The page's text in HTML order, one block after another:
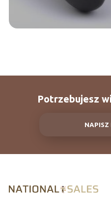
Potrzebujesz
NAPISZ